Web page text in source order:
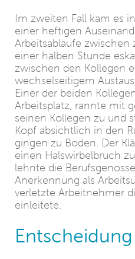
Im zweiten Fall kam es
einer heftigen
Arbeitsabläufe zwischen
einer halben Stunde
zwischen den Kollegen
wechselseitigem
Einer der beiden
Arbeitsplatz, rannte mit
seinen Kollegen zu und
Kopf absichtlich in den
gingen zu Boden. Der
einen Halswirbelbruch
lehnte die
Anerkennung als
verletzte Arbeitnehmer
einleitete.
Entscheidung